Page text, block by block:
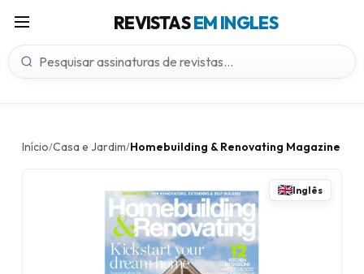
REVISTASEM INGLES
Início/Casa e Jardim/Homebuilding & Renovating Magazine
Inglês